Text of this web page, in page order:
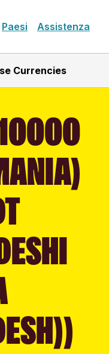
Paesi Assistenza
Currencies